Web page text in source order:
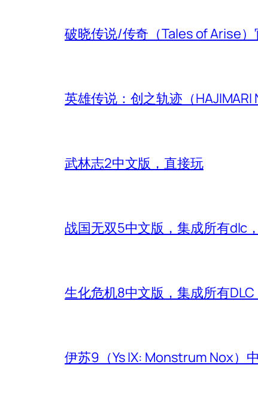
破晓传说/传奇（Tales of Arise
英雄传说：创之轨迹（HAJIMARI
武林志2中文版，直接玩
战国无双5中文版，集成所有dlc
生化危机8中文版，集成所有
伊苏9（Ys IX: Monstrum Nox）